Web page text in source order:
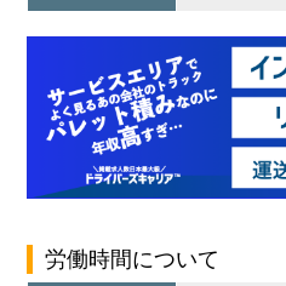
労働時間について